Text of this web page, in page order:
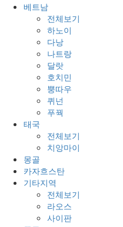
베트남
전체보기
하노이
다낭
나트랑
달랏
호치민
뿡따우
퀴넌
푸꿕
태국
전체보기
치앙마이
몽골
카자흐스탄
기타지역
전체보기
라오스
사이판